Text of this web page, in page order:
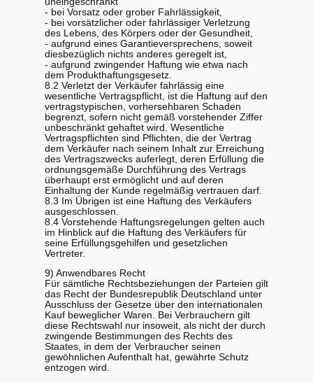
- bei Vorsatz oder grober Fahrlässigkeit,
- bei vorsätzlicher oder fahrlässiger Verletzung
des Lebens, des Körpers oder der Gesundheit,
- aufgrund eines Garantieversprechens, soweit
diesbezüglich nichts anderes geregelt ist,
- aufgrund zwingender Haftung wie etwa nach
dem Produkthaftungsgesetz.
8.2 Verletzt der Verkäufer fahrlässig eine
wesentliche Vertragspflicht, ist die Haftung auf den
vertragstypischen, vorhersehbaren Schaden
begrenzt, sofern nicht gemäß vorstehender Ziffer
unbeschränkt gehaftet wird. Wesentliche
Vertragspflichten sind Pflichten, die der Vertrag
dem Verkäufer nach seinem Inhalt zur Erreichung
des Vertragszwecks auferlegt, deren Erfüllung die
ordnungsgemäße Durchführung des Vertrags
überhaupt erst ermöglicht und auf deren
Einhaltung der Kunde regelmäßig vertrauen darf.
8.3 Im Übrigen ist eine Haftung des Verkäufers
ausgeschlossen.
8.4 Vorstehende Haftungsregelungen gelten auch
im Hinblick auf die Haftung des Verkäufers für
seine Erfüllungsgehilfen und gesetzlichen
Vertreter.
9) Anwendbares Recht
Für sämtliche Rechtsbeziehungen der Parteien gilt
das Recht der Bundesrepublik Deutschland unter
Ausschluss der Gesetze über den internationalen
Kauf beweglicher Waren. Bei Verbrauchern gilt
diese Rechtswahl nur insoweit, als nicht der durch
zwingende Bestimmungen des Rechts des
Staates, in dem der Verbraucher seinen
gewöhnlichen Aufenthalt hat, gewährte Schutz
entzogen wird.